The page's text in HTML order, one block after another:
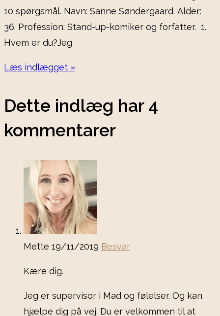
10 spørgsmål. Navn: Sanne Søndergaard. Alder:
36. Profession: Stand-up-komiker og forfatter. 1.
Hvem er du?Jeg
Læs indlægget »
Dette indlæg har 4
kommentarer
Mette 19/11/2019 Besvar
Kære dig.
Jeg er supervisor i Mad og følelser. Og kan
hjælpe dig på vej. Du er velkommen til at